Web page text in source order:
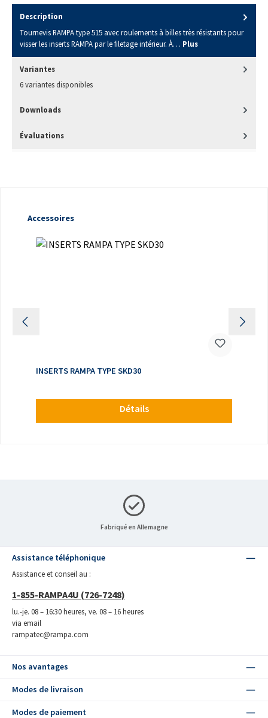
Description
Tournevis RAMPA type 515 avec roulements à billes très résistants pour
visser les inserts RAMPA par le filetage intérieur. À… Plus
Variantes
6 variantes disponibles
Downloads
Évaluations
Ignorer la galerie de produits
Accessoires
INSERTS RAMPA TYPE SKD30
Détails
Fabriqué en Allemagne
Assistance téléphonique
Assistance et conseil au :
1-855-RAMPA4U (726-7248)
lu.-je. 08 – 16:30 heures, ve. 08 – 16 heures
via email
rampatec@rampa.com
Nos avantages
Modes de livraison
Modes de paiement